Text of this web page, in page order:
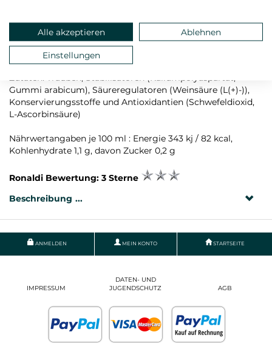
Verschluss: Schraubverschluss
Land: Italien, Anbauregion: Sardinien
Rebsorte: Vermentino
Zutaten: Trauben, Stabilisatoren (Kaliumpolyaspartat,
Gummi arabicum), Säureregulatoren (Weinsäure (L(+)-)),
Konservierungsstoffe und Antioxidantien (Schwefeldioxid,
L-Ascorbinsäure)
Nährwertangaben je 100 ml : Energie 343 kj / 82 kcal,
Kohlenhydrate 1,1 g, davon Zucker 0,2 g
Ronaldi Bewertung: 3 Sterne
Beschreibung
ANMELDEN MEIN KONTO STARTSEITE
IMPRESSUM
DATEN- UND
JUGENDSCHUTZ
AGB
Alle akzeptieren Ablehnen
Einstellungen